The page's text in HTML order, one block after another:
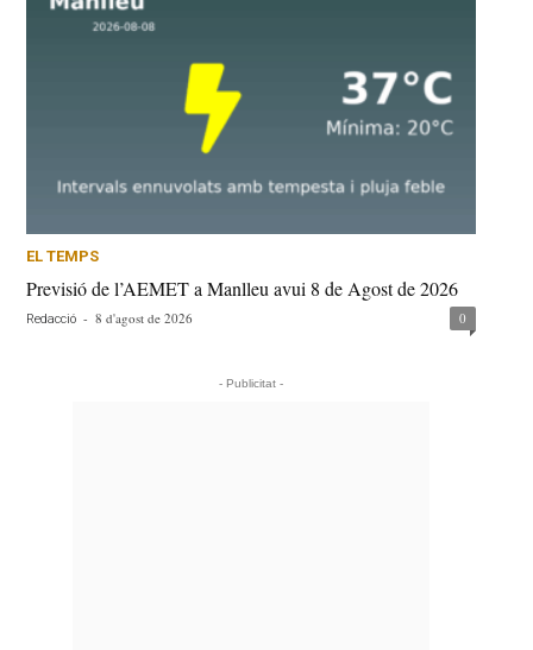
EL TEMPS
Previsió de l’AEMET a Manlleu avui 8 de Agost de 2026
Redacció - 8 d'agost de 2026 0
- Publicitat -